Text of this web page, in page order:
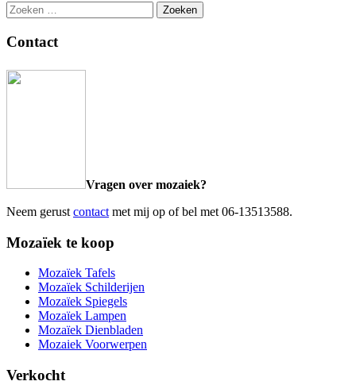
Zoeken
naar:
Contact
Vragen over mozaiek?
Neem gerust contact met mij op of bel met 06-13513588.
Mozaïek te koop
Mozaïek Tafels
Mozaïek Schilderijen
Mozaïek Spiegels
Mozaïek Lampen
Mozaïek Dienbladen
Mozaiek Voorwerpen
Verkocht